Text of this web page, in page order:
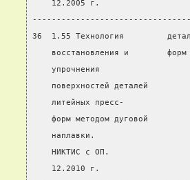
    12.2005 г.
36  1.55 Технология
восстановления и
    упрочнения
    поверхностей деталей
    литейных пресс-
    форм методом дуговой
    наплавки.
    НИКТИС с ОП.
    12.2010 г.